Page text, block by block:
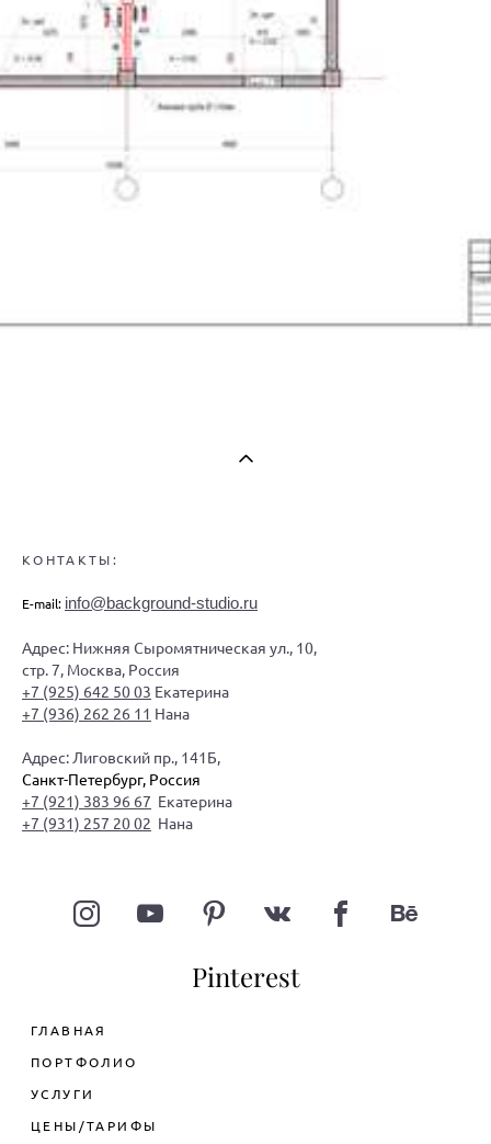
КОНТАКТЫ:
E-mail: info@background-studio.ru
Адрес: Нижняя Сыромятническая ул., 10,
стр. 7, Москва, Россия
+7 (925) 642 50 03 Екатерина
+7 (936) 262 26 11 Нана
Адрес: Лиговский пр., 141Б,
Санкт-Петербург, Россия
+7 (921) 383 96 67 Екатерина
+7 (931) 257 20 02 Нана
Pinterest
ГЛАВНАЯ
ПОРТФОЛИО
УСЛУГИ
ДИЗАЙН ИНТЕРЬЕРА КВАРТИРЫ
ЦЕНЫ/ТАРИФЫ